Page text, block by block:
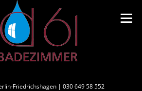
Friedrichshagen | 030 649 58 552
Menü